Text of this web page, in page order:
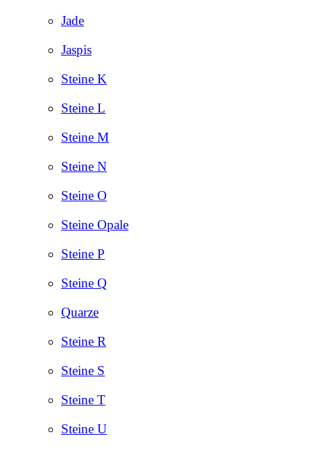
Jade
Jaspis
Steine K
Steine L
Steine M
Steine N
Steine O
Steine Opale
Steine P
Steine Q
Quarze
Steine R
Steine S
Steine T
Steine U